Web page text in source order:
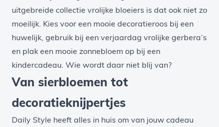
uitgebreide collectie vrolijke bloeiers is dat ook niet zo
moeilijk. Kies voor een mooie decoratieroos bij een
huwelijk, gebruik bij een verjaardag vrolijke gerbera’s
en plak een mooie zonnebloem op bij een
kindercadeau. Wie wordt daar niet blij van?
Van sierbloemen tot
decoratieknijpertjes
Daily Style heeft alles in huis om van jouw cadeau